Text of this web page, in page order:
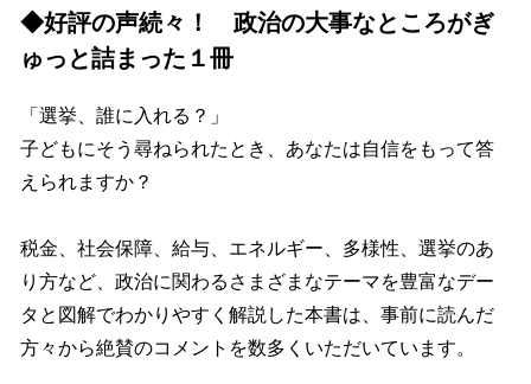
◆好評の声続々！ 政治の大事なところがぎ
ゅっと詰まった１冊
「選挙、誰に入れる？」
子どもにそう尋ねられたとき、あなたは自信をもって答
えられますか？
税金、社会保障、給与、エネルギー、多様性、選挙のあ
り方など、政治に関わるさまざまなテーマを豊富なデー
タと図解でわかりやすく解説した本書は、事前に読んだ
方々から絶賛のコメントを数多くいただいています。